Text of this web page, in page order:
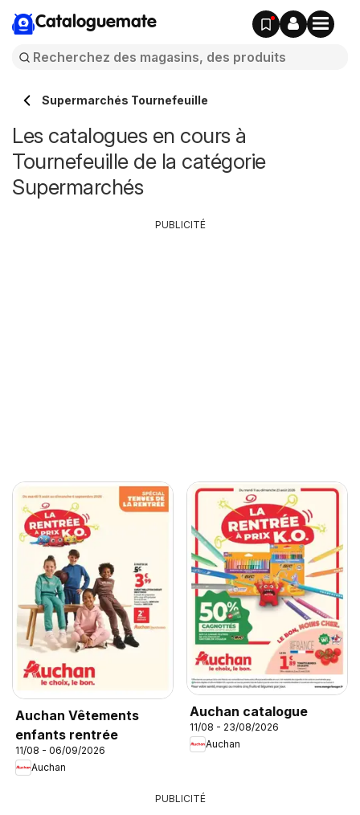
Cataloguemate
Supermarchés Tournefeuille
Les catalogues en cours à
Tournefeuille de la catégorie
Supermarchés
Auchan Vêtements
enfants rentrée
11/08 - 06/09/2026
Auchan
Auchan catalogue
11/08 - 23/08/2026
Auchan
PUBLICITÉ
PUBLICITÉ